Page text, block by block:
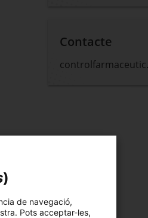
pel
Contacte
)
de navegació,
Pots acceptar-les,